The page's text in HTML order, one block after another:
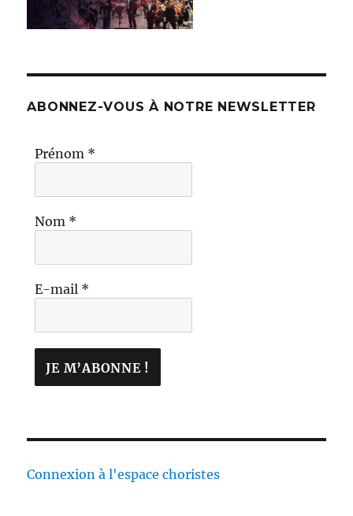
ABONNEZ-VOUS À NOTRE NEWSLETTER
Prénom *
Nom *
E-mail *
Connexion à l'espace choristes